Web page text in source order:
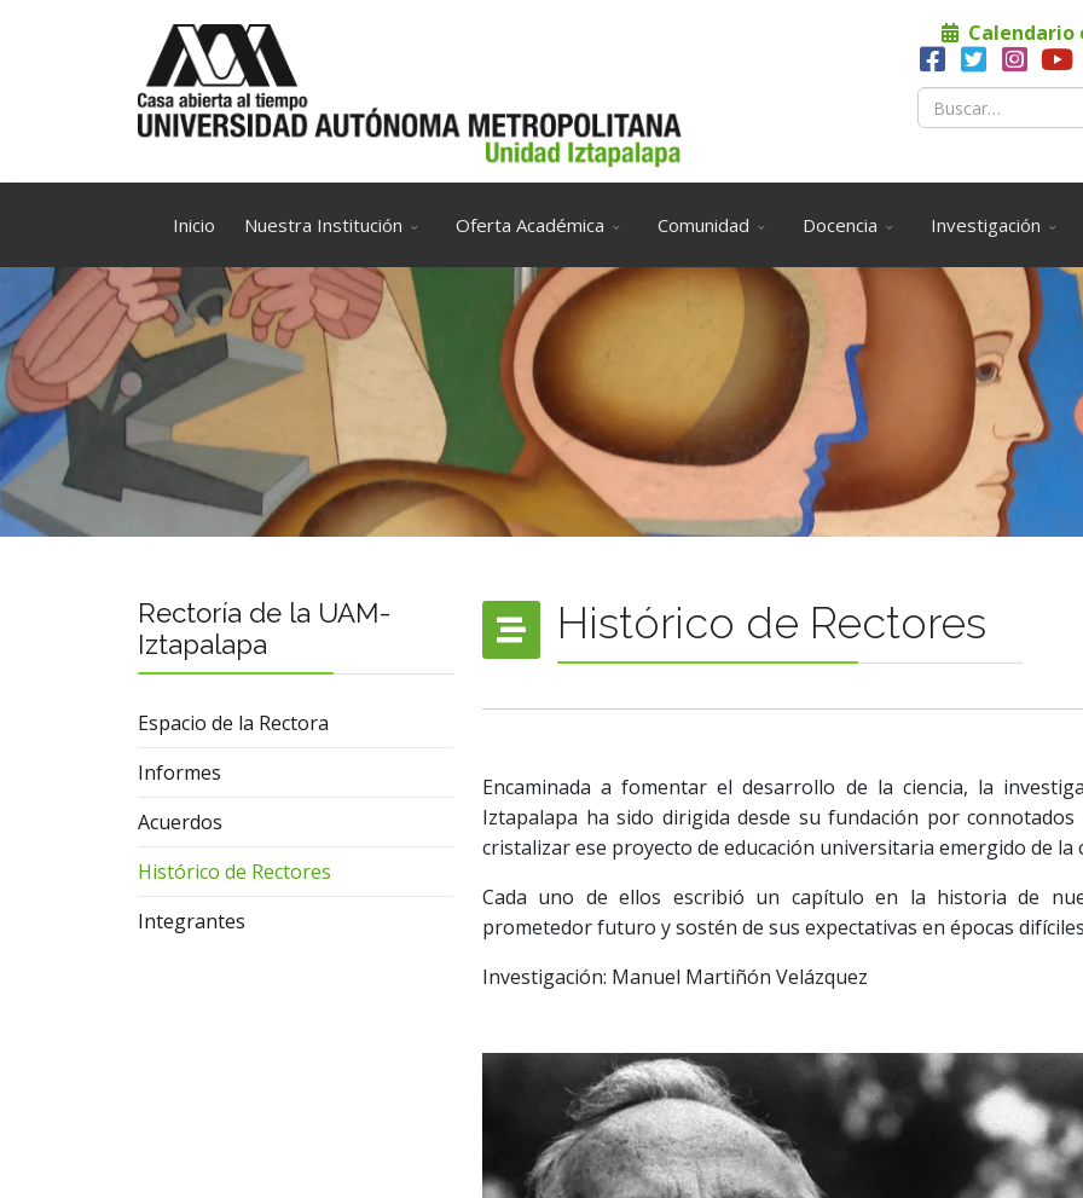
Calendario
Inicio Nuestra Institución Oferta Académica Comunidad Docencia Investigación
Rectoría de la UAM-
Iztapalapa
Espacio de la Rectora
Informes
Acuerdos
Histórico de Rectores
Integrantes
Histórico de Rectores
Encaminada a fomentar el desarrollo de la ciencia, la
Iztapalapa ha sido dirigida desde su fundación por connotados
cristalizar ese proyecto de educación universitaria emergido de la
Cada uno de ellos escribió un capítulo en la historia de
prometedor futuro y sostén de sus expectativas en épocas
Investigación: Manuel Martiñón Velázquez
Dr. Alonso Fernández González
Enero de 1974 a enero de 1978